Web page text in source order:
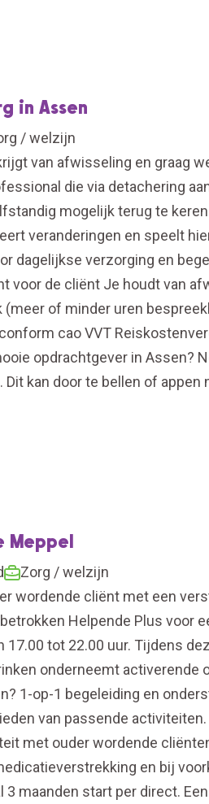
in Assen
/ welzijn
van afwisseling en graag
die via detachering
mogelijk terug te
veranderingen en speelt
dagelijkse verzorging en
voor de cliënt Je houdt van
of minder uren
cao VVT
opdrachtgever in Assen?
kan door te bellen of appen
Meppel
Zorg / welzijn
wordende cliënt met een
Helpende Plus voor
tot 22.00 uur. Tijdens
onderneemt
1-op-1 begeleiding en
van passende
met ouder wordende
en bij
maanden start per direct.